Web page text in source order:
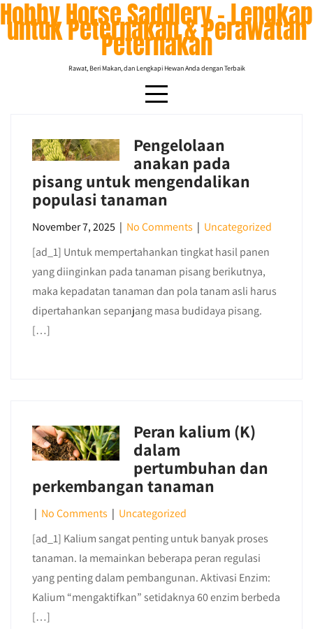
Skip
to
content
Hobby Horse Saddlery – Lengkap
untuk Peternakan & Perawatan
Peternakan
Rawat, Beri Makan, dan Lengkapi Hewan Anda dengan Terbaik
Pengelolaan
anakan pada
pisang untuk mengendalikan
populasi tanaman
November 7, 2025 | No Comments | Uncategorized
[ad_1] Untuk mempertahankan tingkat hasil panen
yang diinginkan pada tanaman pisang berikutnya,
maka kepadatan tanaman dan pola tanam asli harus
dipertahankan sepanjang masa budidaya pisang.
[…]
Peran kalium (K)
dalam
pertumbuhan dan
perkembangan tanaman
| No Comments | Uncategorized
[ad_1] Kalium sangat penting untuk banyak proses
tanaman. Ia memainkan beberapa peran regulasi
yang penting dalam pembangunan. Aktivasi Enzim:
Kalium “mengaktifkan” setidaknya 60 enzim berbeda
[…]